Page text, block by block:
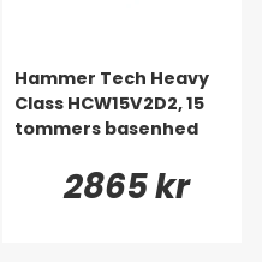
Hammer Tech Heavy
Class HCW15V2D2, 15
tommers basenhed
2865 kr